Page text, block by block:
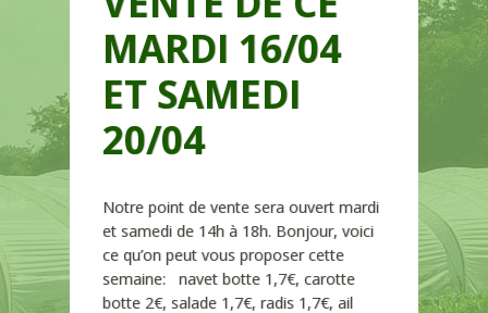
MARDI 16/04
ET SAMEDI
20/04
Notre point de vente sera ouvert mardi
et samedi de 14h à 18h. Bonjour, voici
ce qu’on peut vous proposer cette
semaine: navet botte 1,7€, carotte
botte 2€, salade 1,7€, radis 1,7€, ail